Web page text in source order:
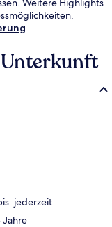
Weitere Highlights
Unterkunft
jederzeit
Jahre